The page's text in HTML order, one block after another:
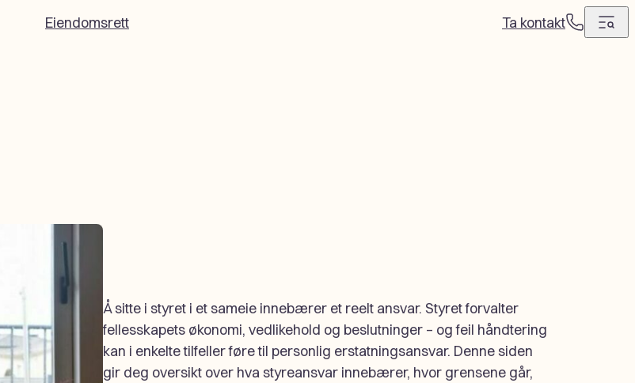
Eiendomsrett Ta kontakt
T
Å sitte i styret i et sameie innebærer et reelt ansvar. Styret forvalter
fellesskapets økonomi, vedlikehold og beslutninger – og feil håndtering
kan i enkelte tilfeller føre til personlig erstatningsansvar. Denne siden
gir deg oversikt over hva styreansvar innebærer, hvor grensene går,